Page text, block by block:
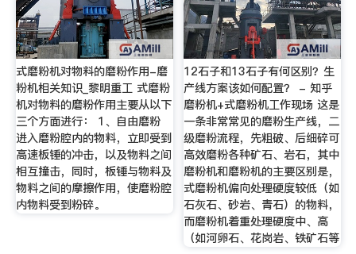
式磨粉机对物料的磨粉作用-磨
粉机相关知识_黎明重工 式磨粉
机对物料的磨粉作用主要从以下
三个方面进行： 1、自由磨粉
进入磨粉腔内的物料，立即受到
高速板锤的冲击，以及物料之间
相互撞击，同时，板锤与物料及
物料之间的摩擦作用，使磨粉腔
内物料受到粉碎。
12石子和13石子有何区别？生
产线方案该如何配置？ - 知乎
磨粉机+式磨粉机工作现场 这是
一条非常常见的磨粉生产线，二
级磨粉流程，先粗破、后细碎可
高效磨粉各种矿石、岩石，其中
磨粉机和磨粉机的主要区别是，
式磨粉机偏向处理硬度较低（如
石灰石、砂岩、青石）的物料，
而磨粉机着重处理硬度中、高
（如河卵石、花岗岩、铁矿石等